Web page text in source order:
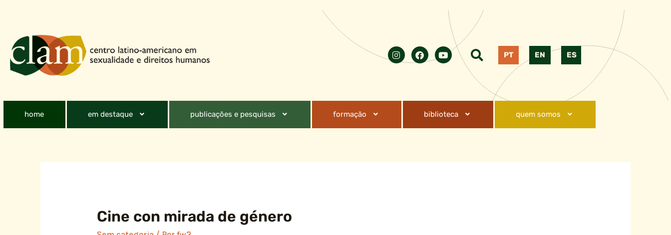
PT EN ES
home em destaque publicações e pesquisas formação biblioteca quem somos
Cine con mirada de género